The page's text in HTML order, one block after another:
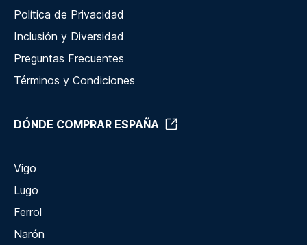
Política de Privacidad
Inclusión y Diversidad
Preguntas Frecuentes
Términos y Condiciones
DÓNDE COMPRAR ESPAÑA
Vigo
Lugo
Ferrol
Narón